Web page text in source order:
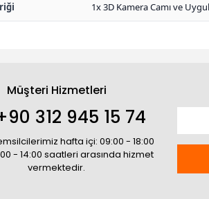
1x 3D Kamera Camı ve
Müşteri Hizmetleri
312 945 15 74
hafta içi: 09:00 - 18:00
- 14:00 saatleri arasında hizmet
vermektedir.